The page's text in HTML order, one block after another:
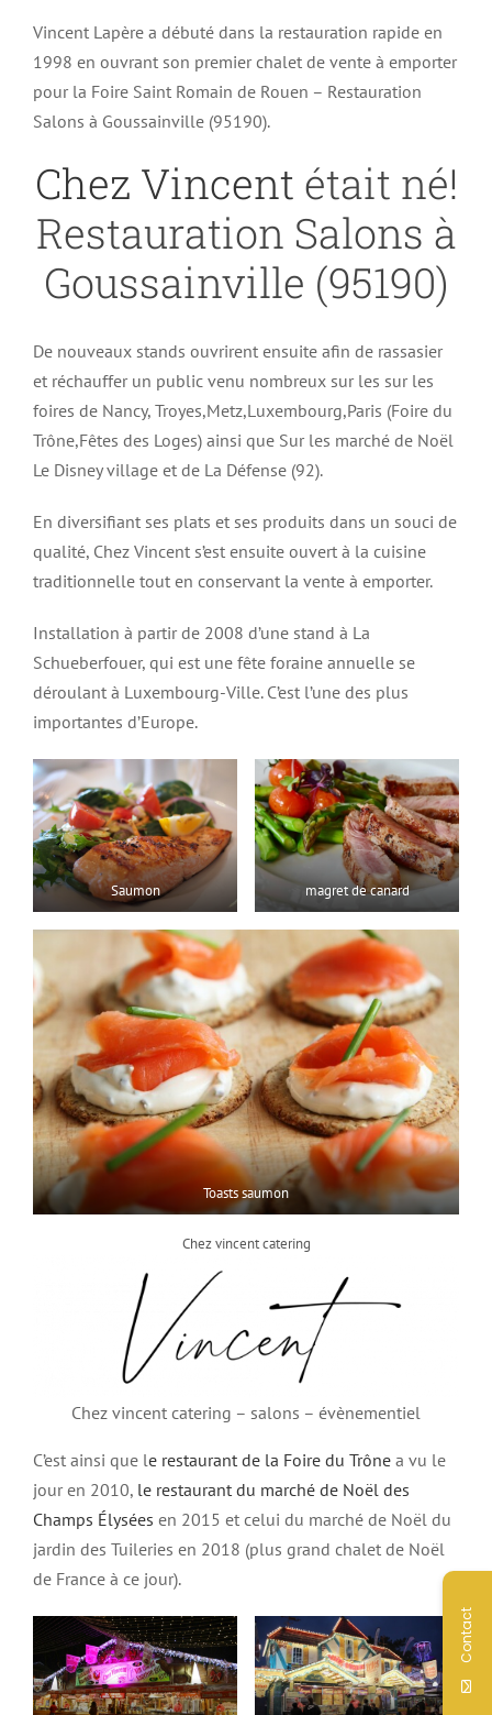
Vincent Lapère a débuté dans la restauration rapide en
1998 en ouvrant son premier chalet de vente à emporter
pour la Foire Saint Romain de Rouen – Restauration
Salons à Goussainville (95190).
Chez Vincent était né!
Restauration Salons à
Goussainville (95190)
De nouveaux stands ouvrirent ensuite afin de rassasier
et réchauffer un public venu nombreux sur les sur les
foires de Nancy, Troyes,Metz,Luxembourg,Paris (Foire du
Trône,Fêtes des Loges) ainsi que Sur les marché de Noël
Le Disney village et de La Défense (92).
En diversifiant ses plats et ses produits dans un souci de
qualité, Chez Vincent s’est ensuite ouvert à la cuisine
traditionnelle tout en conservant la vente à emporter.
Installation à partir de 2008 d’une stand à La
Schueberfouer, qui est une fête foraine annuelle se
déroulant à Luxembourg-Ville. C’est l’une des plus
importantes d’Europe.
Saumon magret de canard
Toasts saumon
Chez vincent catering
Chez vincent catering – salons – évènementiel
C’est ainsi que le restaurant de la Foire du Trône a vu le
jour en 2010, le restaurant du marché de Noël des
Champs Élysées en 2015 et celui du marché de Noël du
jardin des Tuileries en 2018 (plus grand chalet de Noël
de France à ce jour).
Contact